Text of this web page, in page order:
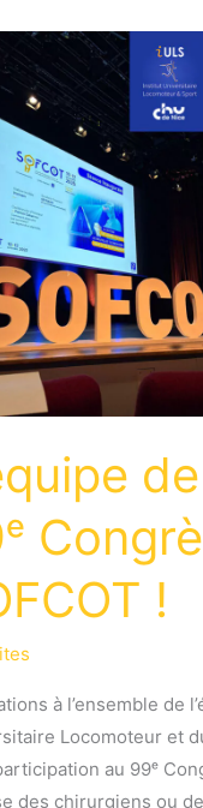
!
à l’ensemble de
Locomoteur et
au 99ᵉ
des chirurgiens ou